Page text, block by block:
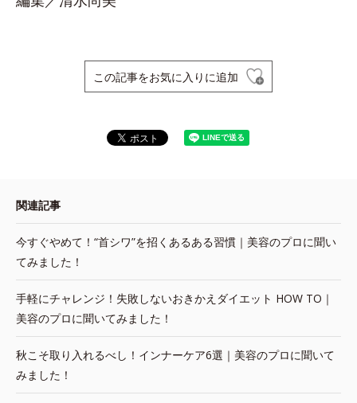
この記事をお気に入りに追加
関連記事
今すぐやめて！“首シワ”を招くあるある習慣｜美容のプロに聞い
てみました！
手軽にチャレンジ！失敗しないおきかえダイエット HOW TO｜
美容のプロに聞いてみました！
秋こそ取り入れるべし！インナーケア6選｜美容のプロに聞いて
みました！